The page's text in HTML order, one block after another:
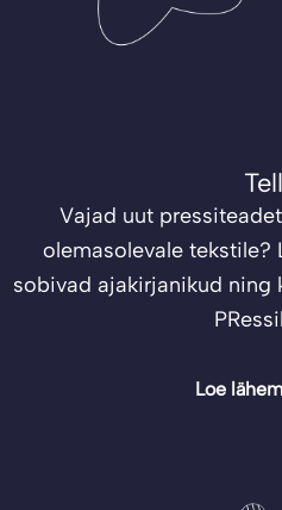
Vajad uut
olemasolevale tekstile?
sobivad ajakirjanikud ning
Loe